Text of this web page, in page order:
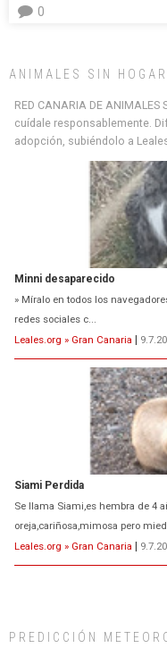
0
ANIMALES SIN HOGAR
RED CANARIA DE
cuídale responsablemente.
adopción, subiéndolo a
Minni desaparecido
» Míralo en todos los
redes sociales c...
Leales.org » Gran Canaria
Siami Perdida
Se llama Siami,es hembra de 4
oreja,cariñosa,mimosa pero
Leales.org » Gran Canaria
PREDICCIÓN